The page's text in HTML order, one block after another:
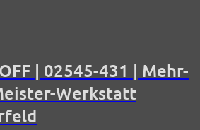
| 02545-431 | Mehr-
Werkstatt